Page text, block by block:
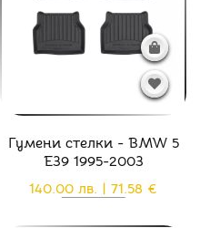
Гумени стелки - BMW 5
E39 1995-2003
140.00 лв. | 71.58 €